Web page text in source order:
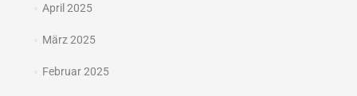
April 2025
März 2025
Februar 2025